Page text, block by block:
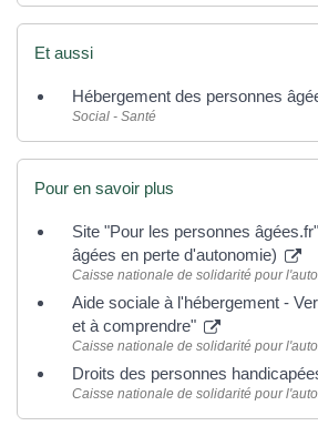
Et aussi
Hébergement des personnes
Social - Santé
Pour en savoir plus
Site "Pour les personnes
âgées en perte d'autonomie)
Caisse nationale de solidarité pour
Aide sociale à l'hébergement -
et à comprendre"
Caisse nationale de solidarité pour
Droits des personnes
Caisse nationale de solidarité pour